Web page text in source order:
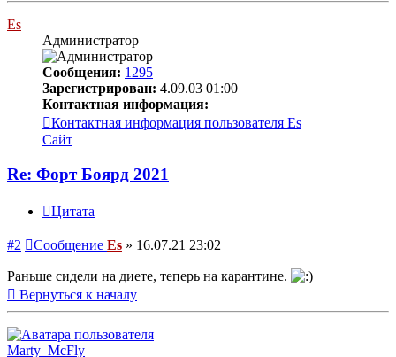
Es
Администратор
Сообщения: 1295
Зарегистрирован: 4.09.03 01:00
Контактная информация:
Контактная информация пользователя Es
Сайт
Re: Форт Боярд 2021
Цитата
#2 Сообщение Es » 16.07.21 23:02
Раньше сидели на диете, теперь на карантине.
Вернуться к началу
Marty_McFly